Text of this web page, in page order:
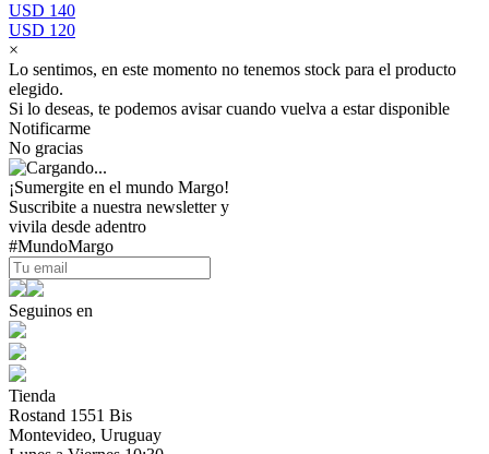
USD 140
USD 120
×
Lo sentimos, en este momento no tenemos stock para el producto
elegido.
Si lo deseas, te podemos avisar cuando vuelva a estar disponible
Notificarme
No gracias
¡Sumergite en el mundo Margo!
Suscribite a nuestra newsletter y
vivila desde adentro
#MundoMargo
Seguinos en
Tienda
Rostand 1551 Bis
Montevideo, Uruguay